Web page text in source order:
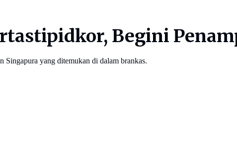
Begini
Singapura yang ditemukan di dalam brankas.